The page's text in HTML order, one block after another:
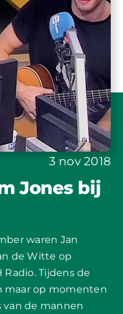
3 nov 2018
Jones bij
waren Jan
de Witte op
Tijdens de
maar op momenten
van de mannen